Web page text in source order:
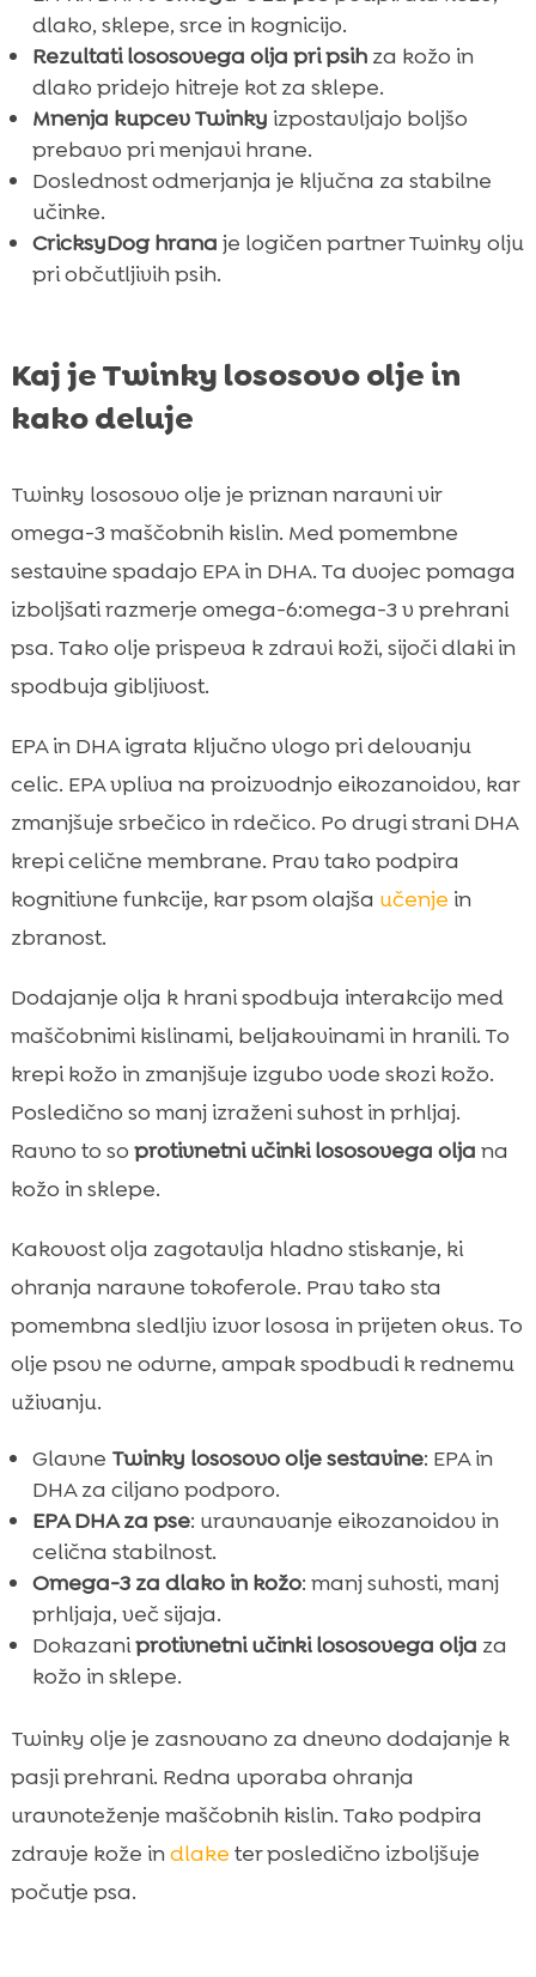
dlako, sklepe, srce in kognicijo.
Rezultati lososovega olja pri psihza kožo in
dlako pridejo hitreje kot za sklepe.
Mnenja kupcev Twinky izpostavljajo boljšo
prebavo pri menjavi hrane.
Doslednost odmerjanja je ključna za stabilne
učinke.
CricksyDog hrana je logičen partner Twinky olju
pri občutljivih psih.
Kaj je Twinky lososovo olje in
kako deluje
Twinky lososovo olje je priznan naravni vir
omega-3 maščobnih kislin. Med pomembne
sestavine spadajo EPA in DHA. Ta dvojec pomaga
izboljšati razmerje omega-6:omega-3 v prehrani
psa. Tako olje prispeva k zdravi koži, sijoči dlaki in
spodbuja gibljivost.
EPA in DHA igrata ključno vlogo pri delovanju
celic. EPA vpliva na proizvodnjo eikozanoidov, kar
zmanjšuje srbečico in rdečico. Po drugi strani DHA
krepi celične membrane. Prav tako podpira
kognitivne funkcije, kar psom olajša učenje in
zbranost.
Dodajanje olja k hrani spodbuja interakcijo med
maščobnimi kislinami, beljakovinami in hranili. To
krepi kožo in zmanjšuje izgubo vode skozi kožo.
Posledično so manj izraženi suhost in prhljaj.
Ravno to so protivnetni učinki lososovega olja na
kožo in sklepe.
Kakovost olja zagotavlja hladno stiskanje, ki
ohranja naravne tokoferole. Prav tako sta
pomembna sledljiv izvor lososa in prijeten okus. To
olje psov ne odvrne, ampak spodbudi k rednemu
uživanju.
Glavne Twinky lososovo olje sestavine: EPA in
DHA za ciljano podporo.
EPA DHA za pse: uravnavanje eikozanoidov in
celična stabilnost.
Omega-3 za dlako in kožo: manj suhosti, manj
prhljaja, več sijaja.
Dokazaniprotivnetni učinki lososovega olja za
kožo in sklepe.
Twinky olje je zasnovano za dnevno dodajanje k
pasji prehrani. Redna uporaba ohranja
uravnoteženje maščobnih kislin. Tako podpira
zdravje kože indlake ter posledično izboljšuje
počutje psa.